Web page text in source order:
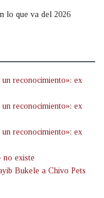
lo que va del 2026
reconocimiento»: ex
reconocimiento»: ex
reconocimiento»: ex
no existe
Bukele a Chivo Pets